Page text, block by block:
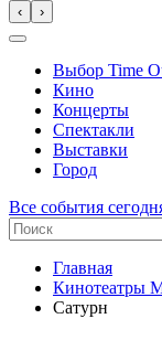
‹ ›
Выбор Time
Кино
Концерты
Спектакли
Выставки
Город
Все события
Главная
Кинотеатры
Сатурн